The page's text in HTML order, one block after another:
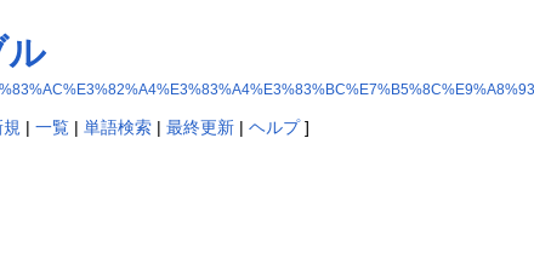
ル
| 一覧| 単語検索| 最終更新| ヘルプ]